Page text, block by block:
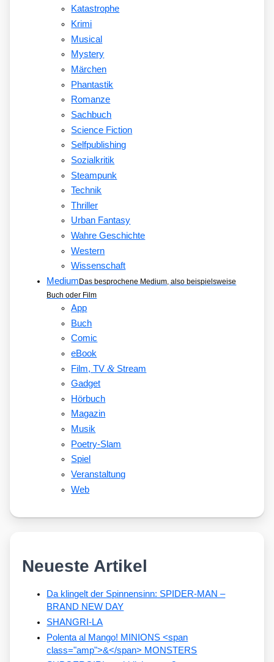
Katastrophe
Krimi
Musical
Mystery
Märchen
Phantastik
Romanze
Sachbuch
Science Fiction
Selfpublishing
Sozialkritik
Steampunk
Technik
Thriller
Urban Fantasy
Wahre Geschichte
Western
Wissenschaft
Medium Das besprochene Medium, also beispielsweise
Buch oder Film
App
Buch
Comic
eBook
Film, TV&Stream
Gadget
Hörbuch
Magazin
Musik
Poetry-Slam
Spiel
Veranstaltung
Web
Neueste Artikel
Da klingelt der Spinnensinn: SPIDER-MAN –
BRAND NEW DAY
SHANGRI-LA
Polenta al Mango! MINIONS <span
class="amp">&</span> MONSTERS